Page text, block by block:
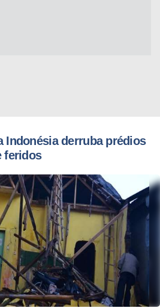
Indonésia derruba prédios
feridos